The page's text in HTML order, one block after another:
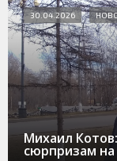
Михаил
сюрпризам на
30.04.2026